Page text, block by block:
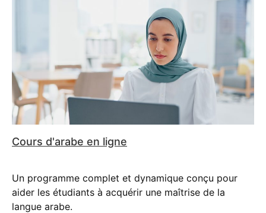
Cours d'arabe en ligne
Un programme complet et dynamique conçu pour
aider les étudiants à acquérir une maîtrise de la
langue arabe.